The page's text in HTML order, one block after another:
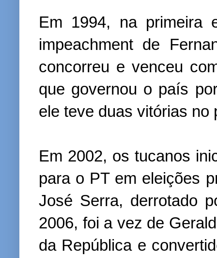
Em 1994, na primeira
impeachment de
concorreu e venceu
que governou o país
ele teve duas vitórias no
Em 2002, os tucanos
para o PT em eleições
José Serra, derrotado
2006, foi a vez de
da República e